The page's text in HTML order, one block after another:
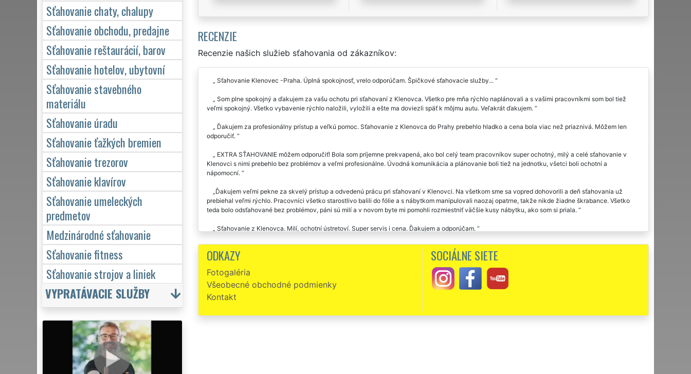
RECENZIE
Recenzie našich služieb sťahovania od zákazníkov:
Sťahovanie Klenovec -Praha. Úplná spokojnosť, vrelo odporúčam. Špičkové sťahovacie služby...
Som plne spokojný a ďakujem za vašu ochotu pri sťahovaní z Klenovca. Všetko pre mňa rýchlo naplánovali a s vašimi pracovníkmi som bol tiež
veľmi spokojný. Všetko vybavenie rýchlo naložili, vyložili a ešte ma doviezli späť k môjmu autu. Veľakrát ďakujem.
Ďakujem za profesionálny prístup a veľkú pomoc. Sťahovanie z Klenovca do Prahy prebehlo hladko a cena bola viac než priaznivá. Môžem len
odporučiť.
EXTRA SŤAHOVANIE môžem odporučiť! Bola som príjemne prekvapená, ako bol celý team pracovníkov super ochotný, milý a celé sťahovanie v
Klenovci s nimi prebehlo bez problémov a veľmi profesionálne. Úvodná komunikácia a plánovanie boli tiež na jednotku, všetci boli ochotní a
nápomocní.
Ďakujem veľmi pekne za skvelý prístup a odvedenú prácu pri sťahovaní v Klenovci. Na všetkom sme sa vopred dohovorili a deň sťahovania už
prebiehal veľmi rýchlo. Pracovníci všetko starostlivo balili do fólie a s nábytkom manipulovali naozaj opatrne, takže nikde žiadne škrabance. Všetko
teda bolo odsťahované bez problémov, páni sú milí a v novom byte mi pomohli rozmiestniť väčšie kusy nábytku, ako som si priala.
Sťahovanie z Klenovca. Milí, ochotní ústretoví. Super servis i cena. Ďakujem a odporúčam.
Precízni, slušní, milí a veľmi ochotní. Skutočne môžem vrelo odporučiť. Už som v Klenovci využila dvakrát sťahovaciu službu tejto spoločnosti
EXTRA SŤAHOVANIE. Ich prístup k práci prekonal moje očakávania. Ešte raz vám touto cestou ďakujem za sťahovanie.
Sťahovanie Klenovec -Prešov. Veľká spokojnosť s presťahovaním i cenou. Ďakujem a odporúčam. Vďaka za vašu ochotu.
Trikrát po sebe som využil sťahovacie služby tejto spoločnosti. Skvelý prístup k práci. Veľká spokojnosť s celým procesom presťahovania pre mojich
klientov. Určite odporúčam.
ODKAZY
Fotogaléria
Všeobecné obchodné podmienky
Kontakt
SOCIÁLNE SIETE
Sťahovanie chaty, chalupy
Sťahovanie obchodu, predajne
Sťahovanie reštaurácií, barov
Sťahovanie hotelov, ubytovní
Sťahovanie stavebného
materiálu
Sťahovanie úradu
Sťahovanie ťažkých bremien
Sťahovanie trezorov
Sťahovanie klavírov
Sťahovanie umeleckých
predmetov
Medzinárodné sťahovanie
Sťahovanie fitness
Sťahovanie strojov a liniek
VYPRATÁVACIE SLUŽBY